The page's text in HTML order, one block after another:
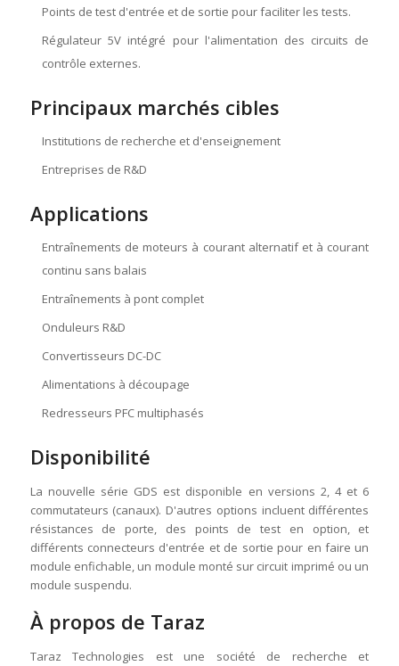
Points de test d'entrée et de sortie pour faciliter les tests.
Régulateur 5V intégré pour l'alimentation des circuits de
contrôle externes.
Principaux marchés cibles
Institutions de recherche et d'enseignement
Entreprises de R&D
Applications
Entraînements de moteurs à courant alternatif et à courant
continu sans balais
Entraînements à pont complet
Onduleurs R&D
Convertisseurs DC-DC
Alimentations à découpage
Redresseurs PFC multiphasés
Disponibilité
La nouvelle série GDS est disponible en versions 2, 4 et 6
commutateurs (canaux). D'autres options incluent différentes
résistances de porte, des points de test en option, et
différents connecteurs d'entrée et de sortie pour en faire un
module enfichable, un module monté sur circuit imprimé ou un
module suspendu.
À propos de Taraz
Taraz Technologies est une société de recherche et